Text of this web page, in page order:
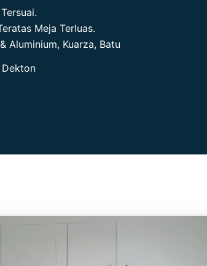
Meja Terluas.
Aluminium, Kuarza, Batu
Dekton